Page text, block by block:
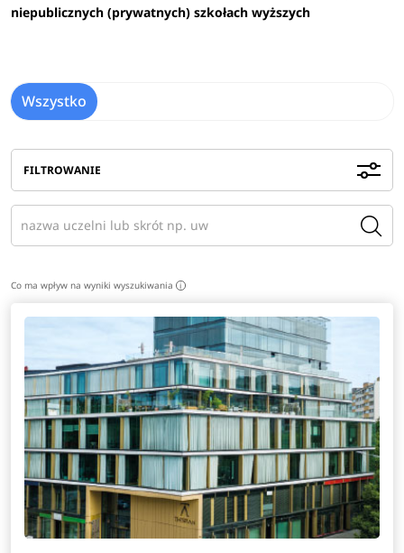
niepublicznych (prywatnych) szkołach wyższych
Wszystko
FILTROWANIE
Co ma wpływ na wyniki wyszukiwania i